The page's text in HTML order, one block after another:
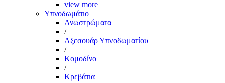
view more
Υπνοδωμάτιο
Ανωστρώματα
/
Αξεσουάρ Υπνοδωματίου
/
Κομοδίνο
/
Κρεβάτια